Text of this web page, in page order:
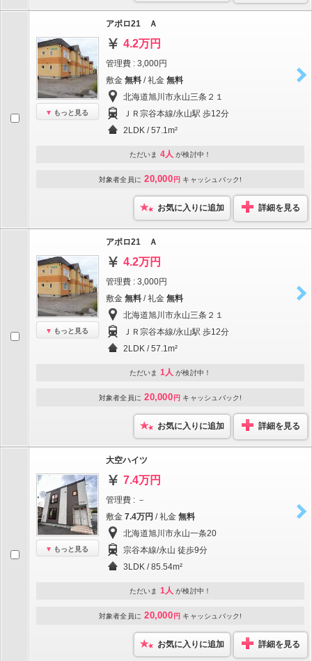
もっと見る
アポロ21 Ａ
4.2万円
管理費 : 3,000円
敷金 無料 / 礼金 無料
北海道旭川市永山三条２１
ＪＲ宗谷本線/永山駅 歩12分
2LDK / 57.1m²
ただいま 4人 が検討中！
対象者全員に 20,000 円 キャッシュバック!
お気に入りに追加 詳細を見る
もっと見る
アポロ21 Ａ
4.2万円
管理費 : 3,000円
敷金 無料 / 礼金 無料
北海道旭川市永山三条２１
ＪＲ宗谷本線/永山駅 歩12分
2LDK / 57.1m²
ただいま 1人 が検討中！
対象者全員に 20,000 円 キャッシュバック!
お気に入りに追加 詳細を見る
もっと見る
大空ハイツ
7.4万円
管理費 : －
敷金 7.4万円 / 礼金 無料
北海道旭川市永山一条20
宗谷本線/永山 徒歩9分
3LDK / 85.54m²
ただいま 1人 が検討中！
対象者全員に 20,000 円 キャッシュバック!
お気に入りに追加 詳細を見る